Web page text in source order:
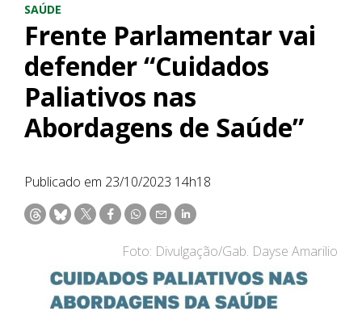
SAÚDE
Frente Parlamentar vai
defender “Cuidados
Paliativos nas
Abordagens de Saúde”
Publicado em 23/10/2023 14h18
Foto: Divulgação/Gab. Dayse Amarilio